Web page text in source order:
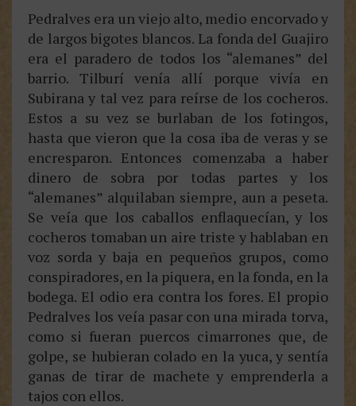
Pedralves era un viejo alto, medio encorvado y
de largos bigotes blancos. La fonda del Guajiro
era el paradero de todos los “alemanes” del
barrio. Tilburí venía allí porque vivía en
Subirana y tal vez para reírse de los cocheros.
Estos a su vez se burlaban de los fotingos,
hasta que vieron que la cosa iba de veras y se
encresparon. Entonces comenzaba a haber
dinero de sobra por todas partes y los
“alemanes” alquilaban siempre, aun a peseta.
Se veía que los caballos enflaquecían, y los
cocheros tomaban un aire triste y hablaban en
voz sorda y baja en pequeños grupos, como
conspiradores, en la piquera, en la fonda, en la
bodega. El odio era contra los fores. El propio
Pedralves los veía pasar con una mirada torva,
como si fueran puercos cimarrones que, de
golpe, se hubieran colado en la yuca, y sentía
ganas de tirar de machete y emprenderla a
tajos con ellos.